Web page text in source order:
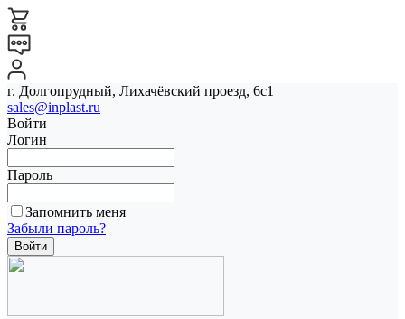
г. Долгопрудный, Лихачёвский проезд, 6с1
sales@inplast.ru
Войти
Логин
Пароль
Запомнить меня
Забыли пароль?